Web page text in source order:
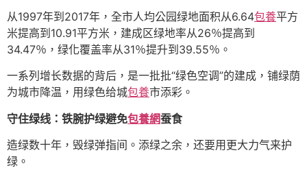
从1997年到2017年，全市人均公园绿地面积从6.64包養平方
米提高到10.91平方米，建成区绿地率从26％提高到
34.47％，绿化覆盖率从31％提升到39.55％。
一系列增长数据的背后，是一批批“绿色空调”的建成，铺绿荫
为城市降温，用绿色给城包養市添彩。
守住绿线：铁腕护绿避免包養網蚕食
造绿数十年，毁绿弹指间。添绿之余，还要用更大力气来护
绿。